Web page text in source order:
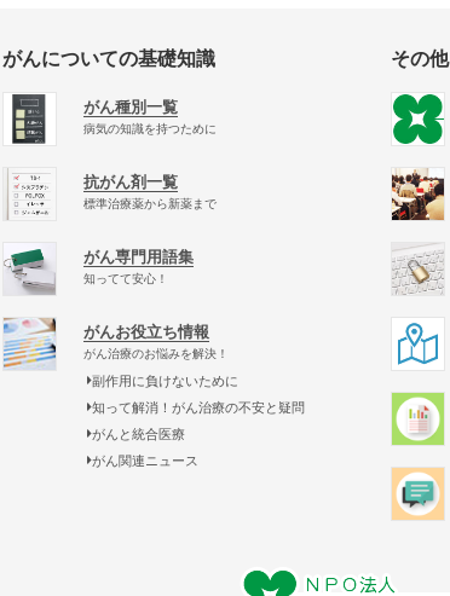
がんについての基礎知識
がん種別一覧
病気の知識を持つために
抗がん剤一覧
標準治療薬から新薬まで
がん専門用語集
知ってて安心！
がんお役立ち情報
がん治療のお悩みを解決！
副作用に負けないために
知って解消！がん治療の不安と疑問
がんと統合医療
がん関連ニュース
その他